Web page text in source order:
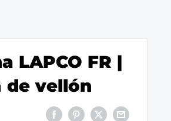
LAPCO FR |
de vellón